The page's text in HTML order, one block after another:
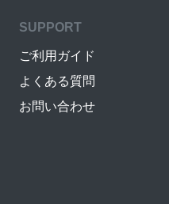
SUPPORT
ご利用ガイド
よくある質問
お問い合わせ